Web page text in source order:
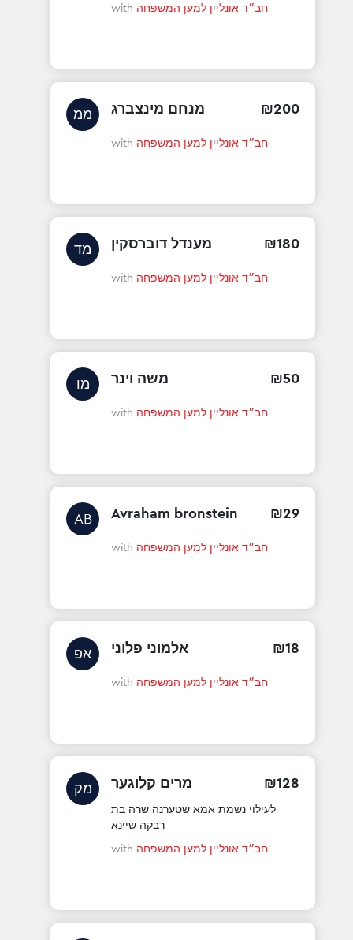
with חב״ד אונליין למען המשפחה
ממ מנחם מינצברג ₪200
with חב״ד אונליין למען המשפחה
מד מענדל דוברסקין ₪180
with חב״ד אונליין למען המשפחה
מו משה וינר ₪50
with חב״ד אונליין למען המשפחה
AB Avraham bronstein ₪29
with חב״ד אונליין למען המשפחה
אפ אלמוני פלוני ₪18
with חב״ד אונליין למען המשפחה
מק מרים קלוגער ₪128
לעילוי נשמת אמא שטערנה שרה בת
רבקה שיינא
with חב״ד אונליין למען המשפחה